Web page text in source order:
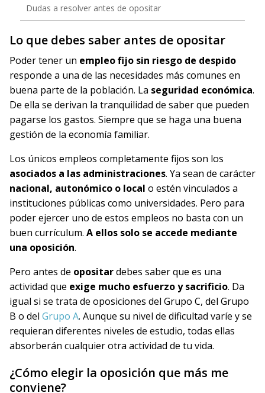
Dudas a resolver antes de opositar
Lo que debes saber antes de opositar
Poder tener un empleo fijo sin riesgo de despido
responde a una de las necesidades más comunes en
buena parte de la población. La seguridad económica.
De ella se derivan la tranquilidad de saber que pueden
pagarse los gastos. Siempre que se haga una buena
gestión de la economía familiar.
Los únicos empleos completamente fijos son los
asociados a las administraciones. Ya sean de carácter
nacional, autonómico o local o estén vinculados a
instituciones públicas como universidades. Pero para
poder ejercer uno de estos empleos no basta con un
buen currículum. A ellos solo se accede mediante
una oposición.
Pero antes de opositardebes saber que es una
actividad que exige mucho esfuerzo y sacrificio. Da
igual si se trata de oposiciones del Grupo C, del Grupo
B o del Grupo A. Aunque su nivel de dificultad varíe y se
requieran diferentes niveles de estudio, todas ellas
absorberán cualquier otra actividad de tu vida.
¿Cómo elegir la oposición que más me
conviene?